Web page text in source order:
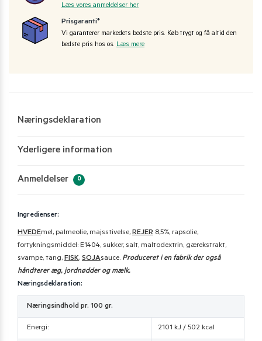
Læs vores anmeldelser her
Prisgaranti*
Vi garanterer markedets bedste pris. Køb trygt og få altid den
bedste pris hos os. Læs mere
Næringsdeklaration
Yderligere information
Anmeldelser 0
Ingredienser:
HVEDEmel, palmeolie, majsstivelse, REJER 8,5%, rapsolie,
fortykningsmiddel: E1404, sukker, salt, maltodextrin, gærekstrakt,
svampe, tang, FISK, SOJAsauce. Produceret i en fabrik der også
håndterer æg, jordnødder og mælk.
Næringsdeklaration:
Næringsindhold pr. 100 gr.
Energi: 2101 kJ / 502 kcal